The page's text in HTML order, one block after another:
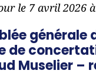
le 7 avril 2026
générale
de
Muselier –